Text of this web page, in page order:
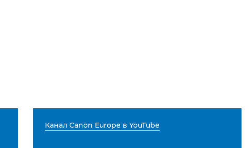
Канал Canon Europe в YouTube